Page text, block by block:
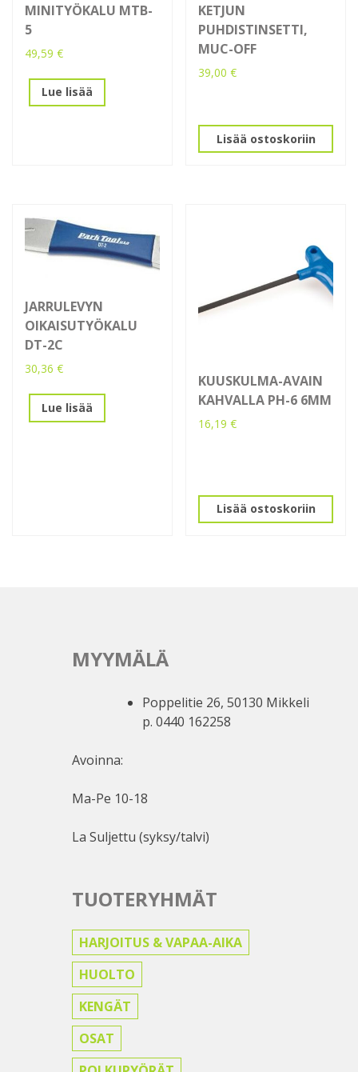
MINITYÖKALU MTB-
5
49,59 €
Lue lisää
KETJUN
PUHDISTINSETTI,
MUC-OFF
39,00€
Lisää ostoskoriin
JARRULEVYN
OIKAISUTYÖKALU
DT-2C
30,36 €
Lue lisää
KUUSKULMA-AVAIN
KAHVALLA PH-6 6MM
16,19€
Lisää ostoskoriin
MYYMÄLÄ
Poppelitie 26, 50130 Mikkeli
p. 0440 162258
Avoinna:
Ma-Pe 10-18
La Suljettu (syksy/talvi)
TUOTERYHMÄT
HARJOITUS & VAPAA-AIKA
HUOLTO
KENGÄT
OSAT